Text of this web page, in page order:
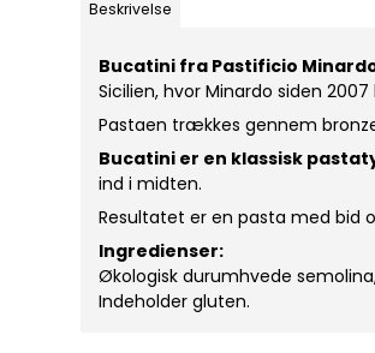
Beskrivelse
Bucatini fra Pastificio
Sicilien, hvor Minardo siden
Pastaen trækkes gennem
Bucatini er en klassisk
ind i midten.
Resultatet er en pasta med bid
Ingredienser:
Økologisk durumhvede
Indeholder gluten.